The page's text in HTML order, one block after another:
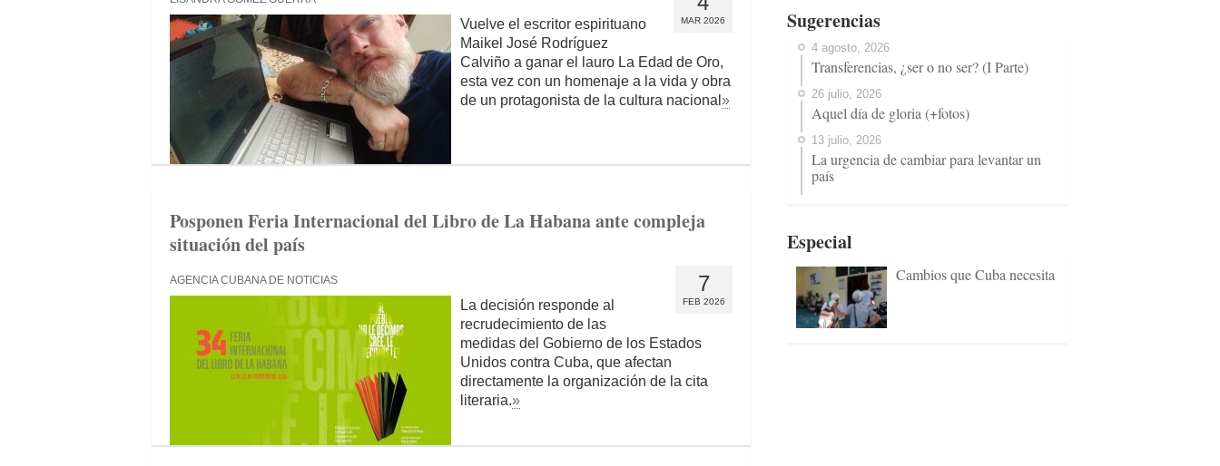
MAR 2026
Vuelve el escritor espirituano
Maikel José Rodríguez
Calviño a ganar el lauro La Edad de Oro,
esta vez con un homenaje a la vida y obra
de un protagonista de la cultura nacional »
Posponen Feria Internacional del Libro de La Habana ante compleja
situación del país
7
FEB 2026
AGENCIA CUBANA DE NOTICIAS
La decisión responde al
recrudecimiento de las
medidas del Gobierno de los Estados
Unidos contra Cuba, que afectan
directamente la organización de la cita
literaria.»
Sugerencias
4 agosto, 2026
Transferencias, ¿ser o no ser? (I Parte)
26 julio, 2026
Aquel día de gloria (+fotos)
13 julio, 2026
La urgencia de cambiar para levantar un
país
Especial
Cambios que Cuba necesita